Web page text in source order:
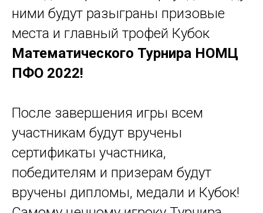
ними будут разыграны призовые
места и главный трофей Кубок
Математического Турнира НОМЦ
ПФО 2022!
После завершения игры всем
участникам будут вручены
сертификаты участника,
победителям и призерам будут
вручены дипломы, медали и Кубок!